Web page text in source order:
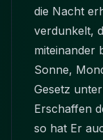
die Nacht
verdunkelt,
miteinander
Sonne,
Gesetz
Erschaffen
so hat Er